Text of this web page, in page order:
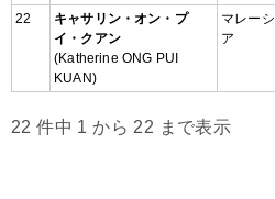
22
キャサリン・オン・プ
イ・クアン
(Katherine ONG PUI
KUAN)
マレーシ
ア
22 件中 1 から 22 まで表示